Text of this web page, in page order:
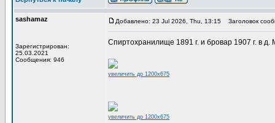
sashamaz
Зарегистрирован:
25.03.2021
Сообщения: 946
Добавлено: 23 Jul 2026, Thu, 13:15 Заголовок
Спиртохранилище 1891 г. и бровар 1907 г. в
увеличить до 1200x675
увеличить до 1200x675